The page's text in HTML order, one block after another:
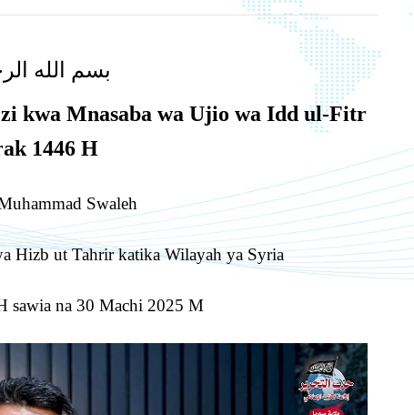
بسم الله
kwa Mnasaba wa Ujio wa Idd ul-Fitr
1446 H
Swaleh
Hizb ut Tahrir katika Wilayah ya Syria
sawia na 30 Machi 2025 M